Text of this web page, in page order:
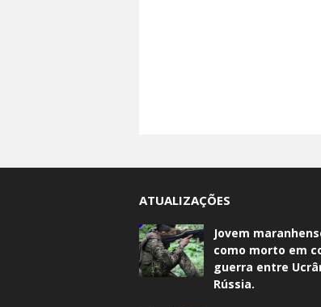
ATUALIZAÇÕES
Jovem
como morto em
guerra entre
Rússia.